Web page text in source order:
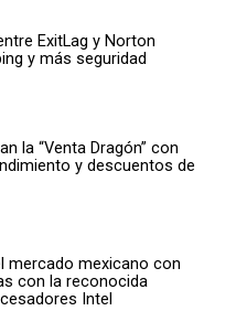
ExitLag y Norton
y más seguridad
la “Venta Dragón” con
y descuentos de
mercado mexicano con
con la reconocida
Intel